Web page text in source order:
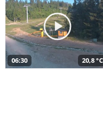
06:30 20,8 °C